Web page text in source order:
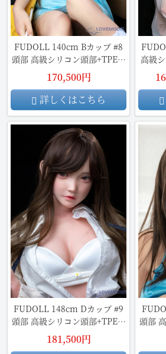
FUDOLL 140cm Bカップ #8
頭部 高級シリコン頭部+TPE材
質ボディ
170,500円
詳しくはこちら
高級
FUDOLL 148cm Dカップ #9
頭部 高級シリコン頭部+TPE材
質ボディ
181,500円
頭部